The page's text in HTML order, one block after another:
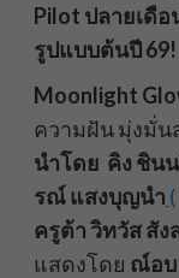
Pilot ปลายเดื
รูปแบบต้นปี 69!
Moonlight
ความฝัน มุ่งมั่น
นำโดย คิง ชิน
รณ์ แสงบุญนำ (
ครูต้า วิทวัส สัง
แสดงโดย ณ์อบ